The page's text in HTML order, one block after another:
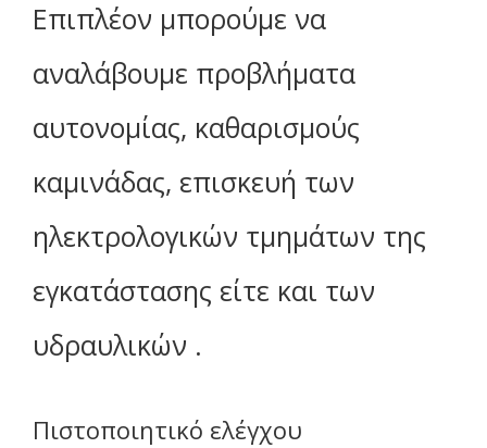
Επιπλέον μπορούμε να
αναλάβουμε προβλήματα
αυτονομίας, καθαρισμούς
καμινάδας, επισκευή των
ηλεκτρολογικών τμημάτων της
εγκατάστασης είτε και των
υδραυλικών .
Πιστοποιητικό ελέγχου